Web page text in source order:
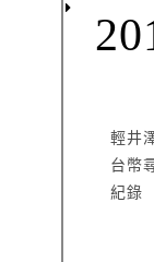
輕井
台幣
紀錄